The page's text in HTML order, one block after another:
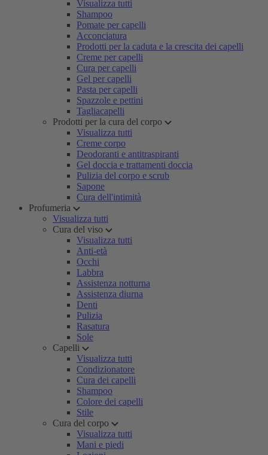
Visualizza tutti
Shampoo
Pomate per capelli
Acconciatura
Prodotti per la caduta e la crescita dei capelli
Creme per capelli
Cura per capelli
Gel per capelli
Pasta per capelli
Spazzole e pettini
Tagliacapelli
Prodotti per la cura del corpo
Visualizza tutti
Creme corpo
Deodoranti e antitraspiranti
Gel doccia e trattamenti doccia
Pulizia del corpo e scrub
Sapone
Cura dell'intimità
Profumeria
Visualizza tutti
Cura del viso
Visualizza tutti
Anti-età
Occhi
Labbra
Assistenza notturna
Assistenza diurna
Denti
Pulizia
Rasatura
Sole
Capelli
Visualizza tutti
Condizionatore
Cura dei capelli
Shampoo
Colore dei capelli
Stile
Cura del corpo
Visualizza tutti
Mani e piedi